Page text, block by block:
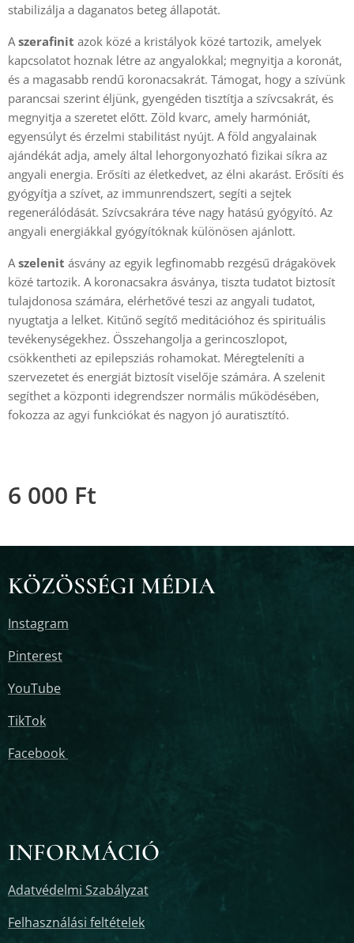
stabilizálja a daganatos beteg állapotát.
Aszerafinit azok közé a kristályok közé tartozik, amelyek
kapcsolatot hoznak létre az angyalokkal; megnyitja a koronát,
és a magasabb rendű koronacsakrát. Támogat, hogy a szívünk
parancsai szerint éljünk, gyengéden tisztítja a szívcsakrát, és
megnyitja a szeretet előtt. Zöld kvarc, amely harmóniát,
egyensúlyt és érzelmi stabilitást nyújt. A föld angyalainak
ajándékát adja, amely által lehorgonyozható fizikai síkra az
angyali energia. Erősíti az életkedvet, az élni akarást. Erősíti és
gyógyítja a szívet, az immunrendszert, segíti a sejtek
regenerálódását. Szívcsakrára téve nagy hatású gyógyító. Az
angyali energiákkal gyógyítóknak különösen ajánlott.
Aszelenit ásvány az egyik legfinomabb rezgésű drágakövek
közé tartozik. A koronacsakra ásványa, tiszta tudatot biztosít
tulajdonosa számára, elérhetővé teszi az angyali tudatot,
nyugtatja a lelket. Kitűnő segítő meditációhoz és spirituális
tevékenységekhez. Összehangolja a gerincoszlopot,
csökkentheti az epilepsziás rohamokat. Méregteleníti a
szervezetet és energiát biztosít viselője számára. A szelenit
segíthet a központi idegrendszer normális működésében,
fokozza az agyi funkciókat és nagyon jó auratisztító.
6 000 Ft
KÖZÖSSÉGI MÉDIA
Instagram
Pinterest
YouTube
TikTok
Facebook
INFORMÁCIÓ
Adatvédelmi Szabályzat
Felhasználási feltételek